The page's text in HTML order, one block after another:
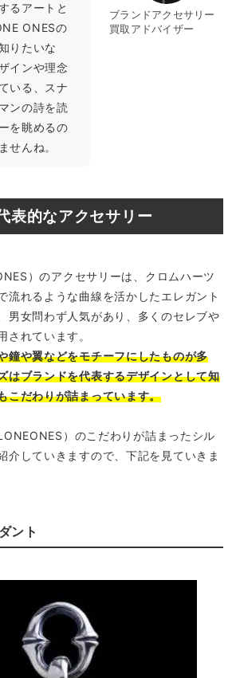
ブランドアクセサリー
買取アドバイザー
るアートと
ONESの
りたいな
インや理念
いる、スナ
ンの詩を読
を眺めるの
せんね。
表的なアクセサリー
）のアクセサリーは、クロムハーツ
流れるような曲線を活かしたエレガント
男女問わず人気があり、多くのセレブや
されています。
鐘や翼などをモチーフにしたものが多
はブランドを代表するデザインとして知
こだわりが詰まっています。
）のこだわりが詰まったシル
介していきますので、下記を見ていきま
ント